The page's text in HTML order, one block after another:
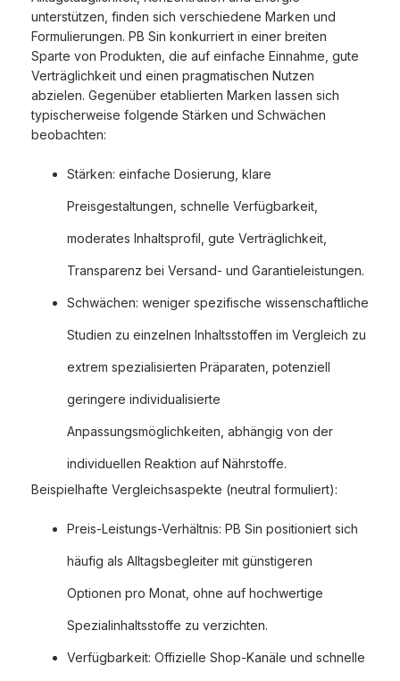
unterstützen, finden sich verschiedene Marken und
Formulierungen. PB Sin konkurriert in einer breiten
Sparte von Produkten, die auf einfache Einnahme, gute
Verträglichkeit und einen pragmatischen Nutzen
abzielen. Gegenüber etablierten Marken lassen sich
typischerweise folgende Stärken und Schwächen
beobachten:
Stärken: einfache Dosierung, klare
Preisgestaltungen, schnelle Verfügbarkeit,
moderates Inhaltsprofil, gute Verträglichkeit,
Transparenz bei Versand- und Garantieleistungen.
Schwächen: weniger spezifische wissenschaftliche
Studien zu einzelnen Inhaltsstoffen im Vergleich zu
extrem spezialisierten Präparaten, potenziell
geringere individualisierte
Anpassungsmöglichkeiten, abhängig von der
individuellen Reaktion auf Nährstoffe.
Beispielhafte Vergleichsaspekte (neutral formuliert):
Preis-Leistungs-Verhältnis: PB Sin positioniert sich
häufig als Alltagsbegleiter mit günstigeren
Optionen pro Monat, ohne auf hochwertige
Spezialinhaltsstoffe zu verzichten.
Verfügbarkeit: Offizielle Shop-Kanäle und schnelle